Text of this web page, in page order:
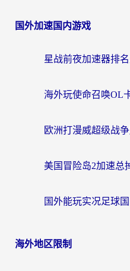
国外加速国内游戏
海外地区限制